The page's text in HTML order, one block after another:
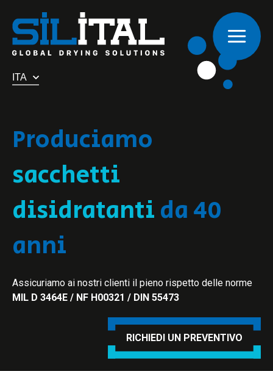
ITA
Produciamo
sacchetti
disidratantida 40
anni
Assicuriamo ai nostri clienti il pieno rispetto delle norme
MIL D 3464E / NF H00321 / DIN 55473
RICHIEDI UN PREVENTIVO